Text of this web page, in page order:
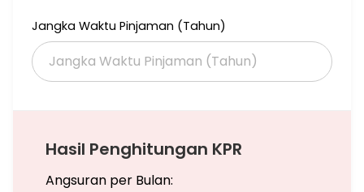
Jangka Waktu Pinjaman (Tahun)
Hasil Penghitungan KPR
Angsuran per Bulan: